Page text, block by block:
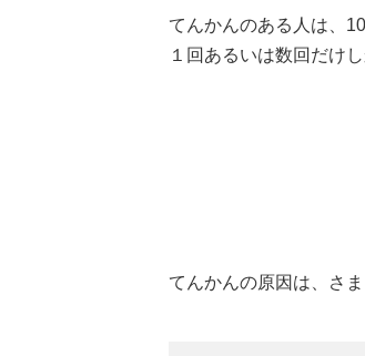
てんかんのある人は、
１回あるいは数回だけ
てんかんの原因は、さ